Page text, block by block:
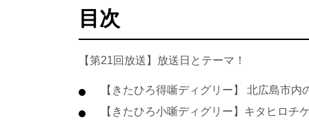
目次
【第21回放送】放送日とテーマ！
【きたひろ得噺ディグリー】 北広島市内
【きたひろ小噺ディグリー】キタヒロチ